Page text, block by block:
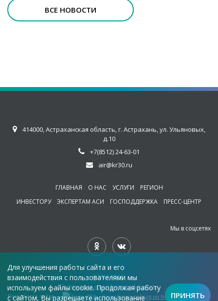
ВСЕ НОВОСТИ
414000, Астраханская область, г. Астрахань, ул. Ульяновых,
д.10
+7(8512) 24-63-01
air@kr30.ru
ГЛАВНАЯ О НАС УСЛУГИ
РЕГИОН
ИНВЕСТОРУ
ЭКСПЕРТАМ АСИ ГОСПОДДЕРЖКА ПРЕСС-ЦЕНТР
Мы в соцсетях
©2026 КРAO
Соглашение о конфиденциальности
Разработка сайта —
Для улучшения работы сайта и его
взаимодействия с пользователями мы
используем файлы cookie. Продолжая работу
с сайтом, Вы разрешаете использование
ПРИНЯТЬ